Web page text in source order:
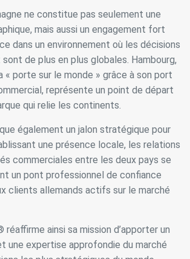
ne constitue pas seulement une
mais aussi un engagement fort
dans un environnement où les décisions
de plus en plus globales. Hambourg,
« porte sur le monde » grâce à son port
représente un point de départ
qui relie les continents.
également un jalon stratégique pour
une présence locale, les relations
commerciales entre les deux pays se
un pont professionnel de confiance
clients allemands actifs sur le marché
ainsi sa mission d’apporter un
une expertise approfondie du marché
s'il doit garder à l'esprit qu'une telle
des difficultés de navigation sur le
suivi et l'analyse du comportement des
site. Les informations collectées via ce
utilisées pour mesurer l'activité du
des améliorations basées sur
d'utilisation effectuée par les
. Ils nous permettent de
informations de préférence de l'utilisateur
qualité de nos services et offrir une
grâce aux produits recommandés.
utilisés pour stocker des informations sur
et les choix personnels de l'utilisateur
continue de ses habitudes de
à eux, nous pouvons connaître les